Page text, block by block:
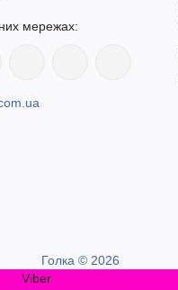
мережах:
Голка © 2026
Viber